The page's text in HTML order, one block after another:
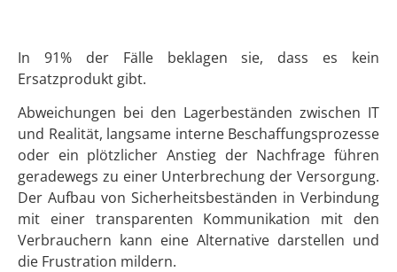
In 91% der Fälle beklagen sie, dass es kein
Ersatzprodukt gibt.
Abweichungen bei den Lagerbeständen zwischen IT
und Realität, langsame interne Beschaffungsprozesse
oder ein plötzlicher Anstieg der Nachfrage führen
geradewegs zu einer Unterbrechung der Versorgung.
Der Aufbau von Sicherheitsbeständen in Verbindung
mit einer transparenten Kommunikation mit den
Verbrauchern kann eine Alternative darstellen und
die Frustration mildern.